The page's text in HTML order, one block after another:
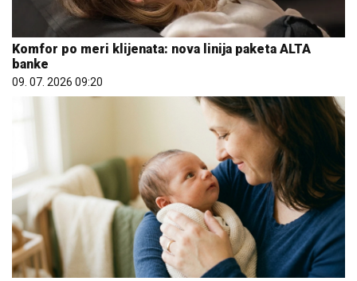
Komfor po meri klijenata: nova linija paketa ALTA
banke
09. 07. 2026 09:20